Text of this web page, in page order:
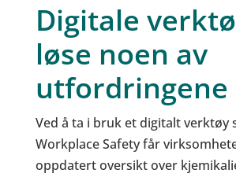
Digitale
løse noen av
utfordringene
Ved å ta i bruk et digitalt verktøy
Workplace Safety får
oppdatert oversikt over